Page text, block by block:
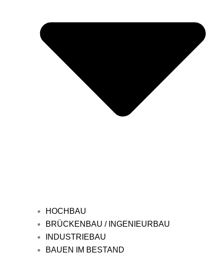
HOCHBAU
BRÜCKENBAU / INGENIEURBAU
INDUSTRIEBAU
BAUEN IM BESTAND